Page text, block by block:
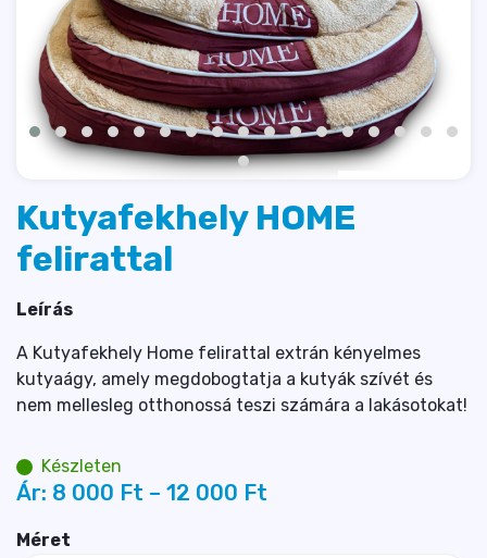
Kutyafekhely HOME
felirattal
Leírás
A Kutyafekhely Home felirattal extrán kényelmes
kutyaágy, amely megdobogtatja a kutyák szívét és
nem mellesleg otthonossá teszi számára a lakásotokat!
Készleten
Ár: 8 000 Ft – 12 000 Ft
Méret